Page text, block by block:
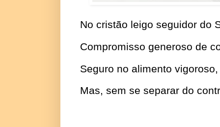
No cristão leigo seguidor do
Compromisso generoso de
Seguro no alimento
Mas, sem se separar do